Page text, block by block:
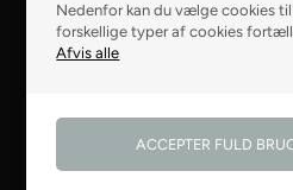
Nedenfor kan du vælge cookies
forskellige typer af cookies
8800 Viborg
28 99 50 14
webshop@r2.dk